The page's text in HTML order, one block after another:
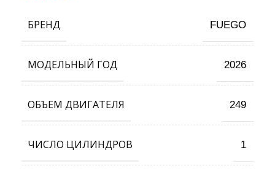
БРЕНД FUEGO
МОДЕЛЬНЫЙ ГОД 2026
ОБЪЕМ ДВИГАТЕЛЯ 249
ЧИСЛО ЦИЛИНДРОВ 1